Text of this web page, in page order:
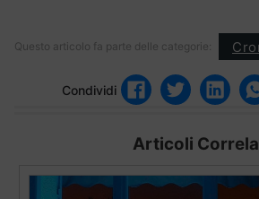
Questo articolo fa parte delle categorie:
Condividi
Articoli